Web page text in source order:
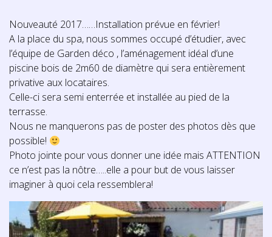
Nouveauté 2017……Installation prévue en février!
A la place du spa, nous sommes occupé d’étudier, avec
l’équipe de Garden déco , l’aménagement idéal d’une
piscine bois de 2m60 de diamètre qui sera entièrement
privative aux locataires.
Celle-ci sera semi enterrée et installée au pied de la
terrasse.
Nous ne manquerons pas de poster des photos dès que
possible!
Photo jointe pour vous donner une idée mais ATTENTION
ce n’est pas la nôtre…..elle a pour but de vous laisser
imaginer à quoi cela ressemblera!